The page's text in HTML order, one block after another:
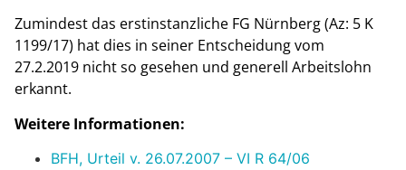
Zumindest das erstinstanzliche FG Nürnberg (Az: 5 K
1199/17) hat dies in seiner Entscheidung vom
27.2.2019 nicht so gesehen und generell Arbeitslohn
erkannt.
Weitere Informationen:
BFH, Urteil v. 26.07.2007 – VI R 64/06